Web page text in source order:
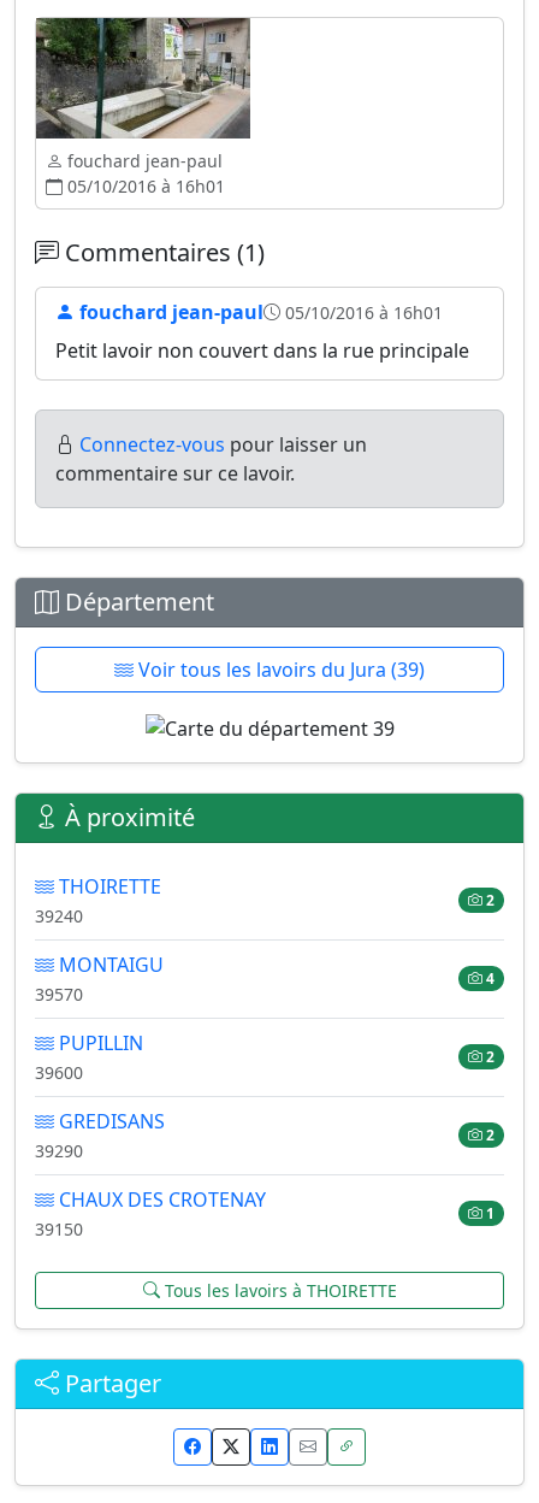
fouchard jean-paul
05/10/2016 à 16h01
Commentaires (1)
fouchard jean-paul 05/10/2016 à 16h01
Petit lavoir non couvert dans la rue principale
Connectez-vous pour laisser un
commentaire sur ce lavoir.
Département
Voir tous les lavoirs du Jura (39)
À proximité
THOIRETTE
39240
2
MONTAIGU
39570
4
PUPILLIN
39600
2
GREDISANS
39290
2
CHAUX DES CROTENAY
39150
1
Tous les lavoirs à THOIRETTE
Partager